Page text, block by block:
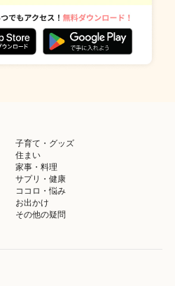
子育て・グッズ
住まい
家事・料理
サプリ・健康
ココロ・悩み
お出かけ
その他の疑問